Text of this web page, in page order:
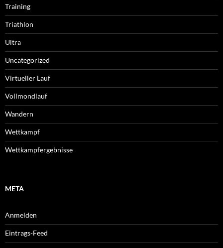
Training
Triathlon
Ultra
Uncategorized
Virtueller Lauf
Vollmondlauf
Wandern
Wettkampf
Wettkampfergebnisse
META
Anmelden
Eintrags-Feed